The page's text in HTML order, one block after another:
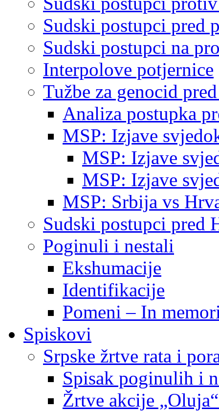
Sudski postupci pred
Sudski postupci na
Interpolove potjernice
Tužbe za genocid
Analiza postupka
MSP: Izjave
MSP: Izjave
MSP: Izjave
MSP: Srbija vs
Sudski postupci pred
Poginuli i nestali
Ekshumacije
Identifikacije
Pomeni – In
Spiskovi
Srpske žrtve rata i
Spisak poginulih i
Žrtve akcije